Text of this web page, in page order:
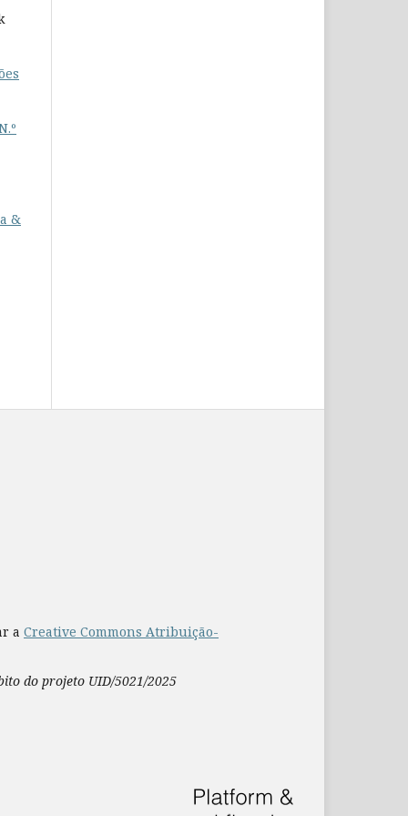
&
a Creative Commons Atribuição-
do projeto UID/5021/2025